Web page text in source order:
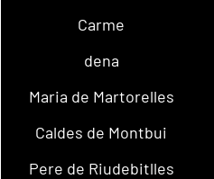
Carme
dena
Maria de Martorelles
Caldes de Montbui
Pere de Riudebitlles